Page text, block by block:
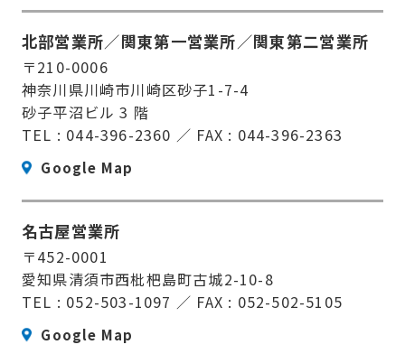
北部営業所／関東第一営業所／関東第二営業所
〒210-0006
神奈川県川崎市川崎区砂子1-7-4
砂子平沼ビル 3 階
TEL : 044-396-2360 ／ FAX : 044-396-2363
Google Map
名古屋営業所
〒452-0001
愛知県清須市西枇杷島町古城2-10-8
TEL : 052-503-1097 ／ FAX : 052-502-5105
Google Map